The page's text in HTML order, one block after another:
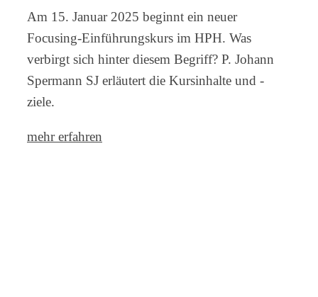
Am 15. Januar 2025 beginnt ein neuer
Focusing-Einführungskurs im HPH. Was
verbirgt sich hinter diesem Begriff? P. Johann
Spermann SJ erläutert die Kursinhalte und -
ziele.
mehr erfahren